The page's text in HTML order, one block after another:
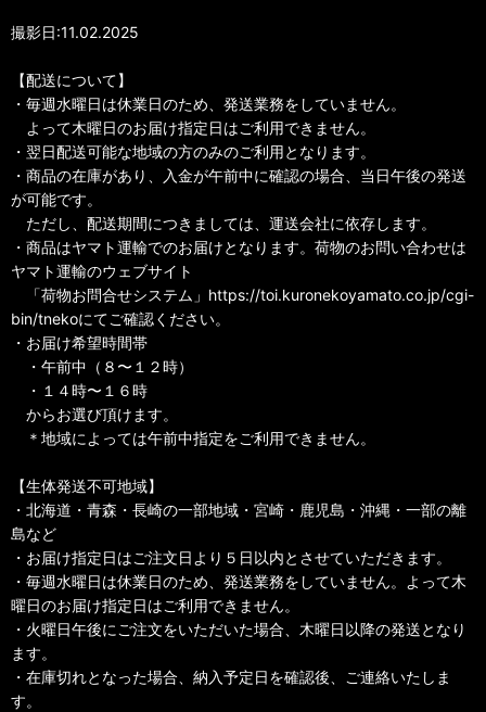
撮影日:11.02.2025
【配送について】
・毎週水曜日は休業日のため、発送業務をしていません。
よって木曜日のお届け指定日はご利用できません。
・翌日配送可能な地域の方のみのご利用となります。
・商品の在庫があり、入金が午前中に確認の場合、当日午後の発送
が可能です。
ただし、配送期間につきましては、運送会社に依存します。
・商品はヤマト運輸でのお届けとなります。荷物のお問い合わせは
ヤマト運輸のウェブサイト
「荷物お問合せシステム」https://toi.kuronekoyamato.co.jp/cgi-
bin/tnekoにてご確認ください。
・お届け希望時間帯
・午前中（８〜１２時）
・１４時〜１６時
からお選び頂けます。
＊地域によっては午前中指定をご利用できません。
【生体発送不可地域】
・北海道・青森・長崎の一部地域・宮崎・鹿児島・沖縄・一部の離
島など
・お届け指定日はご注文日より５日以内とさせていただきます。
・毎週水曜日は休業日のため、発送業務をしていません。よって木
曜日のお届け指定日はご利用できません。
・火曜日午後にご注文をいただいた場合、木曜日以降の発送となり
ます。
・在庫切れとなった場合、納入予定日を確認後、ご連絡いたしま
す。